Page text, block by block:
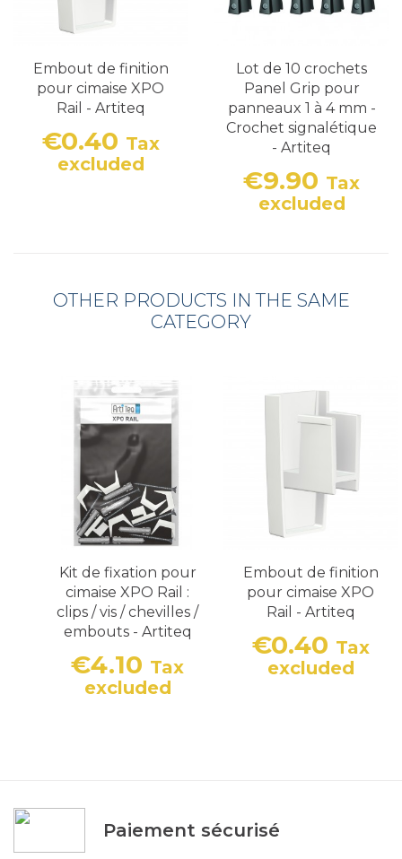
Embout de finition
pour cimaise XPO
Rail - Artiteq
Price
€0.40 Tax
excluded
Lot de 10 crochets
Panel Grip pour
panneaux 1 à 4 mm -
Crochet signalétique
- Artiteq
Price
€9.90 Tax
excluded
OTHER PRODUCTS IN THE SAME
CATEGORY
Kit de fixation pour
cimaise XPO Rail :
clips / vis / chevilles /
embouts - Artiteq
Price
€4.10 Tax
excluded
Embout de finition
pour cimaise XPO
Rail - Artiteq
Price
€0.40 Tax
excluded
Paiement sécurisé